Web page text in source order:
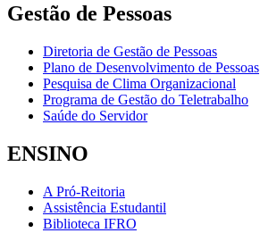
Gestão de Pessoas
Diretoria de Gestão de Pessoas
Plano de Desenvolvimento de Pessoas
Pesquisa de Clima Organizacional
Programa de Gestão do Teletrabalho
Saúde do Servidor
ENSINO
A Pró-Reitoria
Assistência Estudantil
Biblioteca IFRO